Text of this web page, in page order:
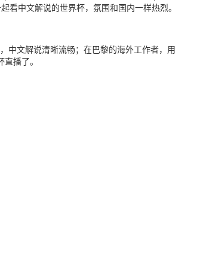
看中文解说的世界杯，氛围和国内一样热烈。
中文解说清晰流畅；在巴黎的海外工作者，用
播了。